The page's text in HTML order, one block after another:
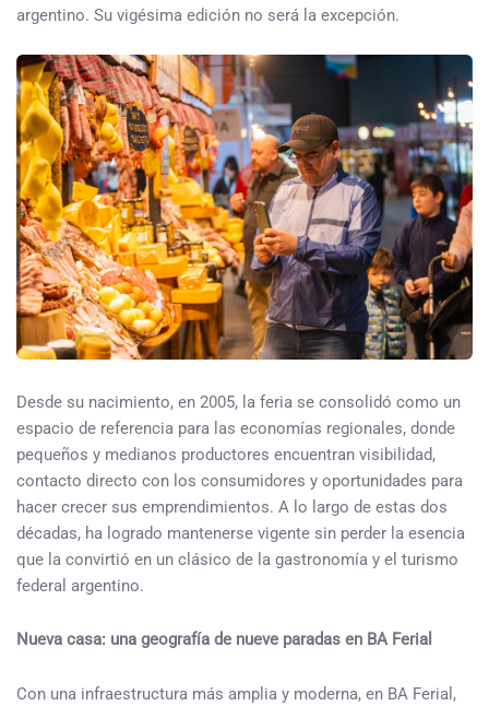
argentino. Su vigésima edición no será la excepción.
Desde su nacimiento, en 2005, la feria se consolidó como un
espacio de referencia para las economías regionales, donde
pequeños y medianos productores encuentran visibilidad,
contacto directo con los consumidores y oportunidades para
hacer crecer sus emprendimientos. A lo largo de estas dos
décadas, ha logrado mantenerse vigente sin perder la esencia
que la convirtió en un clásico de la gastronomía y el turismo
federal argentino.
Nueva casa: una geografía de nueve paradas en BA Ferial
Con una infraestructura más amplia y moderna, en BA Ferial,